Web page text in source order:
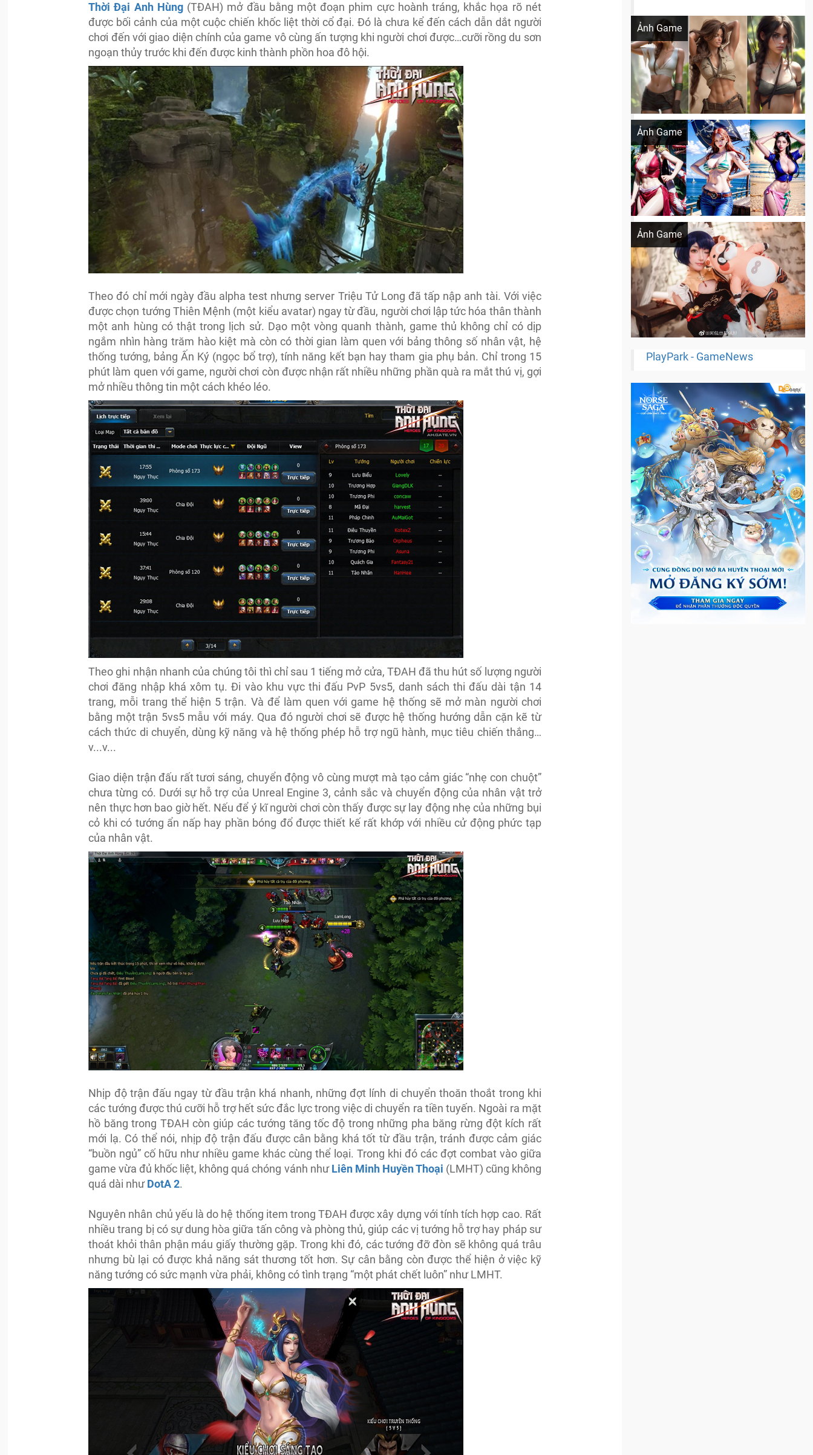
Thời Đại Anh Hùng(TĐAH) mở đầu bằng một đoạn phim cực hoành tráng, khắc họa rõ nét
được bối cảnh của một cuộc chiến khốc liệt thời cổ đại. Đó là chưa kể đến cách dẫn dắt người
chơi đến với giao diện chính của game vô cùng ấn tượng khi người chơi được…cưỡi rồng du sơn
ngoạn thủy trước khi đến được kinh thành phồn hoa đô hội.
Theo đó chỉ mới ngày đầu alpha test nhưng server Triệu Tử Long đã tấp nập anh tài. Với việc
được chọn tướng Thiên Mệnh (một kiểu avatar) ngay từ đầu, người chơi lập tức hóa thân thành
một anh hùng có thật trong lịch sử. Dạo một vòng quanh thành, game thủ không chỉ có dịp
ngắm nhìn hàng trăm hào kiệt mà còn có thời gian làm quen với bảng thông số nhân vật, hệ
thống tướng, bảng Ấn Ký (ngọc bổ trợ), tính năng kết bạn hay tham gia phụ bản. Chỉ trong 15
phút làm quen với game, người chơi còn được nhận rất nhiều những phần quà ra mắt thú vị, gợi
mở nhiều thông tin một cách khéo léo.
Theo ghi nhận nhanh của chúng tôi thì chỉ sau 1 tiếng mở cửa, TĐAH đã thu hút số lượng người
chơi đăng nhập khá xôm tụ. Đi vào khu vực thi đấu PvP 5vs5, danh sách thi đấu dài tận 14
trang, mỗi trang thể hiện 5 trận. Và để làm quen với game hệ thống sẽ mở màn người chơi
bằng một trận 5vs5 mẫu với máy. Qua đó người chơi sẽ được hệ thống hướng dẫn cặn kẽ từ
cách thức di chuyển, dùng kỹ năng và hệ thống phép hỗ trợ ngũ hành, mục tiêu chiến thắng…
v...v...
Giao diện trận đấu rất tươi sáng, chuyển động vô cùng mượt mà tạo cảm giác “nhẹ con chuột”
chưa từng có. Dưới sự hỗ trợ của Unreal Engine 3, cảnh sắc và chuyển động của nhân vật trở
nên thực hơn bao giờ hết. Nếu để ý kĩ người chơi còn thấy được sự lay động nhẹ của những bụi
cỏ khi có tướng ẩn nấp hay phần bóng đổ được thiết kế rất khớp với nhiều cử động phức tạp
của nhân vật.
Nhịp độ trận đấu ngay từ đầu trận khá nhanh, những đợt lính di chuyển thoăn thoắt trong khi
các tướng được thú cưỡi hỗ trợ hết sức đắc lực trong việc di chuyển ra tiền tuyến. Ngoài ra mặt
hồ băng trong TĐAH còn giúp các tướng tăng tốc độ trong những pha băng rừng đột kích rất
mới lạ. Có thể nói, nhịp độ trận đấu được cân bằng khá tốt từ đầu trận, tránh được cảm giác
“buồn ngủ” cố hữu như nhiều game khác cùng thể loại. Trong khi đó các đợt combat vào giữa
game vừa đủ khốc liệt, không quá chóng vánh nhưLiên Minh Huyền Thoại (LMHT) cũng không
quá dài nhưDotA 2.
Nguyên nhân chủ yếu là do hệ thống item trong TĐAH được xây dựng với tính tích hợp cao. Rất
nhiều trang bị có sự dung hòa giữa tấn công và phòng thủ, giúp các vị tướng hỗ trợ hay pháp sư
thoát khỏi thân phận máu giấy thường gặp. Trong khi đó, các tướng đỡ đòn sẽ không quá trâu
nhưng bù lại có được khả năng sát thương tốt hơn. Sự cân bằng còn được thể hiện ở việc kỹ
năng tướng có sức mạnh vừa phải, không có tình trạng “một phát chết luôn” như LMHT.
Ảnh Game
Ảnh Game
Khi AI Cosplay gái đẹp One Piece
Ảnh Game
Cosplay Xiangling siêu cute
PlayPark - GameNews